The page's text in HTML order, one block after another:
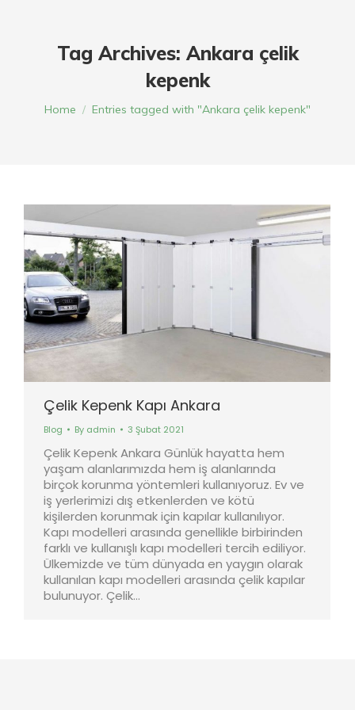
Tag Archives: Ankara çelik
kepenk
Home Entries tagged with "Ankara çelik kepenk"
Çelik Kepenk Kapı Ankara
Blog By admin 3 Şubat 2021
Çelik Kepenk Ankara Günlük hayatta hem
yaşam alanlarımızda hem iş alanlarında
birçok korunma yöntemleri kullanıyoruz. Ev ve
iş yerlerimizi dış etkenlerden ve kötü
kişilerden korunmak için kapılar kullanılıyor.
Kapı modelleri arasında genellikle birbirinden
farklı ve kullanışlı kapı modelleri tercih ediliyor.
Ülkemizde ve tüm dünyada en yaygın olarak
kullanılan kapı modelleri arasında çelik kapılar
bulunuyor. Çelik…